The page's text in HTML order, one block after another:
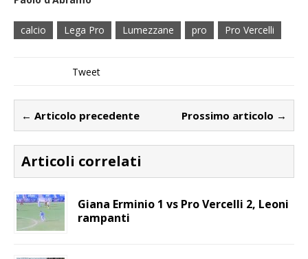
calcio Lega Pro Lumezzane pro Pro Vercelli
Tweet
← Articolo precedente Prossimo articolo →
Articoli correlati
Giana Erminio 1 vs Pro Vercelli 2, Leoni
rampanti